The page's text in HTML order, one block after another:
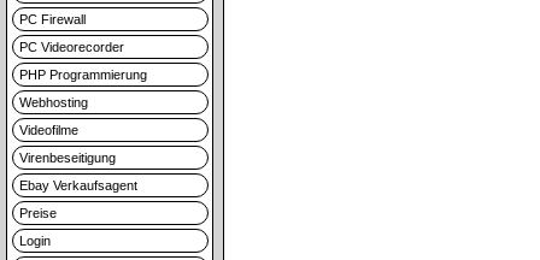
PC Firewall
PC Videorecorder
PHP Programmierung
Webhosting
Videofilme
Virenbeseitigung
Ebay Verkaufsagent
Preise
Login